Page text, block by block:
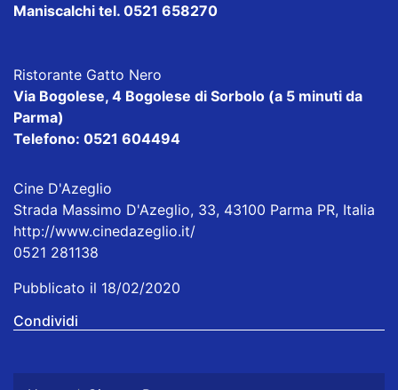
Maniscalchi tel. 0521 658270
Ristorante Gatto Nero
Via Bogolese, 4 Bogolese di Sorbolo (a 5 minuti da
Parma)
Telefono: 0521 604494
Cine D'Azeglio
Strada Massimo D'Azeglio, 33, 43100 Parma PR, Italia
http://www.cinedazeglio.it/
0521 281138
Pubblicato il 18/02/2020
Condividi